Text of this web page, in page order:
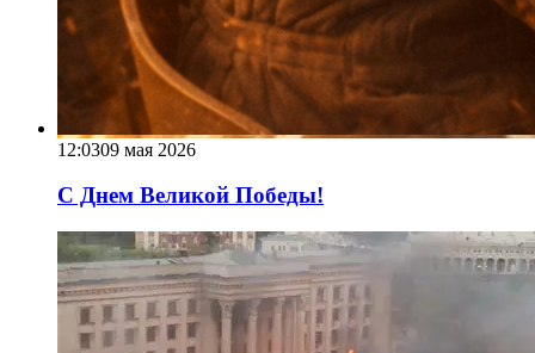
12:0309 мая 2026
С Днем Великой Победы!